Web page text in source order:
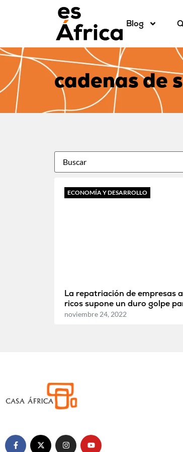
Blog
cadenas de
ECONOMÍA Y DESARROLLO
La repatriación de empresas
ricos supone un duro golpe
noviembre 24, 2022